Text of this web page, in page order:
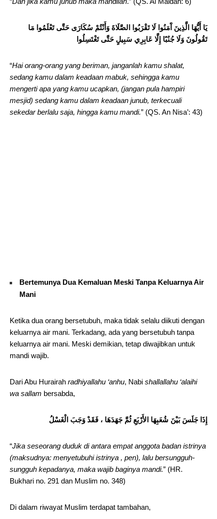
يَا أَيُّهَا الَّذِينَ آَمَنُوا لَا تَقْرَبُوا الصَّلَاةَ وَأَنْتُمْ سُكَارَى حَتَّى تَعْلَمُوا مَا
تَقُولُونَ وَلَا جُنُبًا إِلَّا عَابِرِي سَبِيلٍ حَتَّى تَغْتَسِلُوا
“Hai orang-orang yang beriman, janganlah kamu shalat,
sedang kamu dalam keadaan mabuk, sehingga kamu
mengerti apa yang kamu ucapkan, (jangan pula hampiri
mesjid) sedang kamu dalam keadaan junub, terkecuali
sekedar berlalu saja, hingga kamu mandi.” (QS. An Nisa’: 43)
Bertemunya Dua Kemaluan Meski Tanpa Keluarnya Air
Mani
Ketika dua orang bersetubuh, maka tidak selalu diikuti dengan
keluarnya air mani. Terkadang, ada yang bersetubuh tanpa
keluarnya air mani. Meski demikian, tetap diwajibkan untuk
mandi wajib.
Dari Abu Hurairah radhiyallahu ‘anhu, Nabi shallallahu ‘alaihi
wa sallam bersabda,
إِذَا جَلَسَ بَيْنَ شُعَبِهَا الأَرْبَعِ ثُمَّ جَهَدَهَا ، فَقَدْ وَجَبَ الْغَسْلُ
“Jika seseorang duduk di antara empat anggota badan istrinya
(maksudnya: menyetubuhi istrinya , pen), lalu bersungguh-
sungguh kepadanya, maka wajib baginya mandi.” (HR.
Bukhari no. 291 dan Muslim no. 348)
Di dalam riwayat Muslim terdapat tambahan,